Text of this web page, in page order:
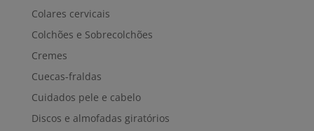
Colares cervicais
Colchões e Sobrecolchões
Cremes
Cuecas-fraldas
Cuidados pele e cabelo
Discos e almofadas giratórios